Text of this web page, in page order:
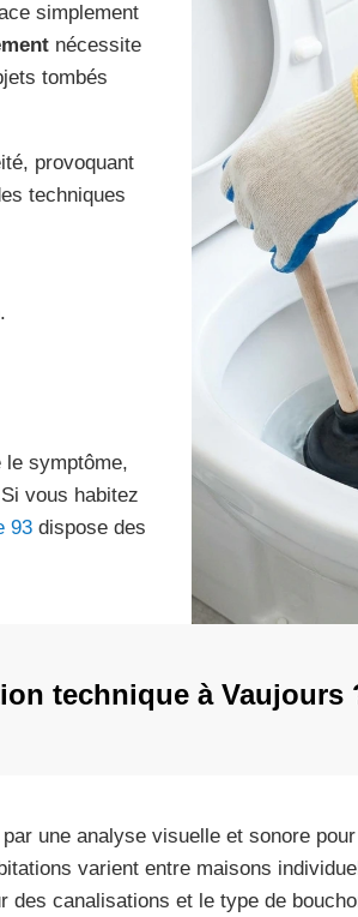
simplement
nécessite
tombés
provoquant
techniques
le symptôme,
vous habitez
93 dispose des
technique à Vaujours
une analyse visuelle et sonore
varient entre maisons
des canalisations et le type de